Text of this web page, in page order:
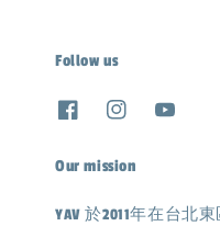
Follow us
Our mission
YAV 於2011年在台北